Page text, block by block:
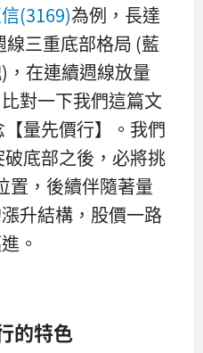
(3169)為例，長達
三重底部格局 (藍
在連續週線放量
對一下我們這篇文
量先價行】。我們
底部之後，必將挑
置，後續伴隨著量
升結構，股價一路
。
的特色